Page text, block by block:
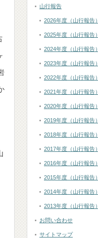
山行報告
2026年度（山行報告）
2025年度（山行報告）
2024年度（山行報告）
2023年度（山行報告）
2022年度（山行報告）
2021年度（山行報告）
2020年度（山行報告）
2019年度（山行報告）
2018年度（山行報告）
2017年度（山行報告）
2016年度（山行報告）
2015年度（山行報告）
2014年度（山行報告）
2013年度（山行報告）
お問い合わせ
サイトマップ